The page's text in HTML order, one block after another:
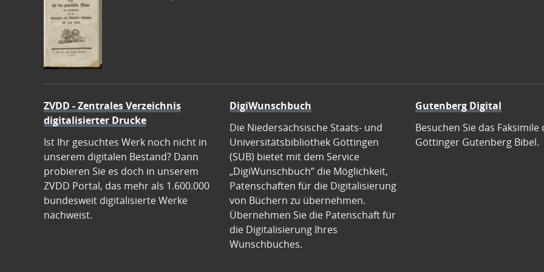
ZVDD - Zentrales Verzeichnis
digitalisierter Drucke
Ist Ihr gesuchtes Werk noch nicht in
unserem digitalen Bestand? Dann
probieren Sie es doch in unserem
ZVDD Portal, das mehr als 1.600.000
bundesweit digitalisierte Werke
nachweist.
DigiWunschbuch
Die Niedersächsische Staats- und
Universitätsbibliothek Göttingen
(SUB) bietet mit dem Service
„DigiWunschbuch” die Möglichkeit,
Patenschaften für die Digitalisierung
von Büchern zu übernehmen.
Übernehmen Sie die Patenschaft für
die Digitalisierung Ihres
Wunschbuches.
Gutenberg Digital
Besuchen Sie das Faksimile
Göttinger Gutenberg Bibel.